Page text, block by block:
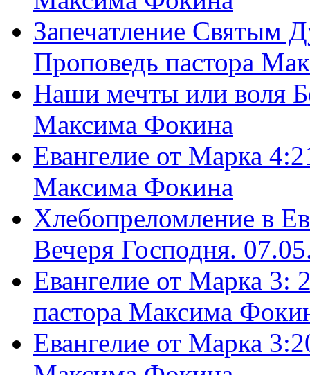
Запечатление Святым
Проповедь пастора
Наши мечты или воля
Максима Фокина
Евангелие от Марка
Максима Фокина
Хлебопреломление в
Вечеря Господня.
Евангелие от Марка 3:
пастора Максима
Евангелие от Марка